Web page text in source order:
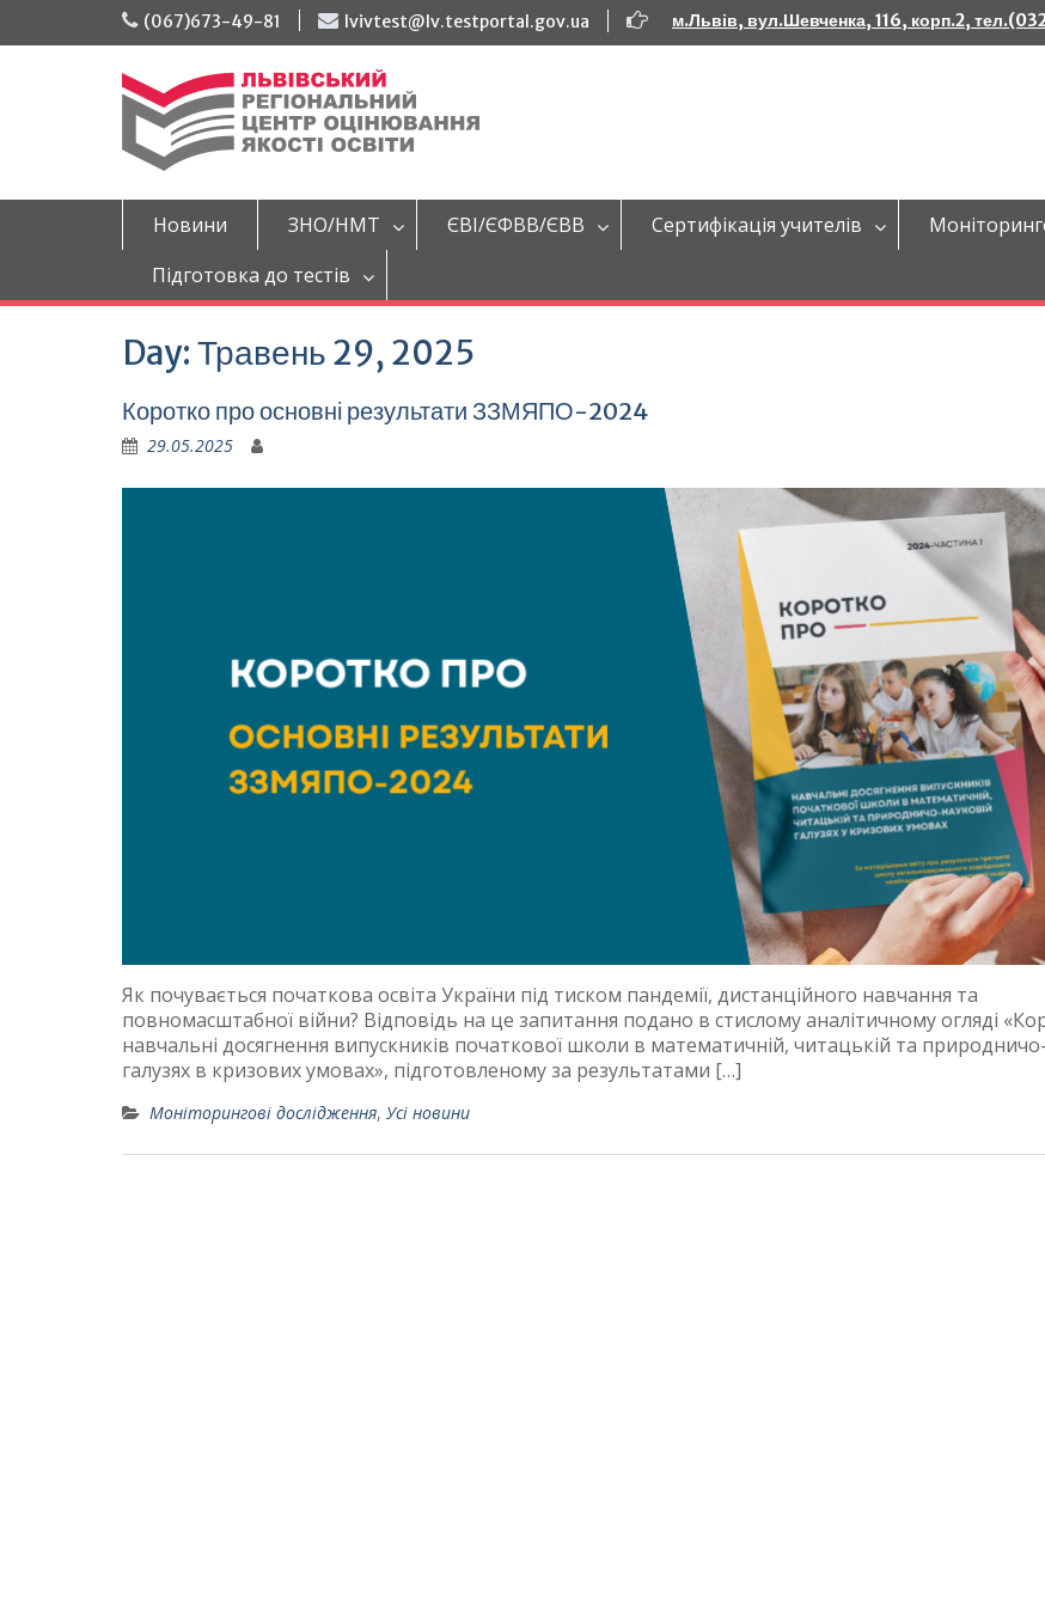
(067)673-49-81 lvivtest@lv.testportal.gov.ua м.Львів, вул.Шевченка, 116, корп.2,
Новини ЗНО/НМТ ЄВІ/ЄФВВ/ЄВВ Сертифікація учителів
Підготовка до тестів
Day:Травень 29, 2025
Коротко про основні результати ЗЗМЯПО-2024
29.05.2025
Як почувається початкова освіта України під тиском пандемії, дистанційного навчання та
повномасштабної війни? Відповідь на це запитання подано в стислому аналітичному огляді
навчальні досягнення випускників початкової школи в математичній, читацькій та
галузях в кризових умовах», підготовленому за результатами […]
Моніторингові дослідження, Усі новини